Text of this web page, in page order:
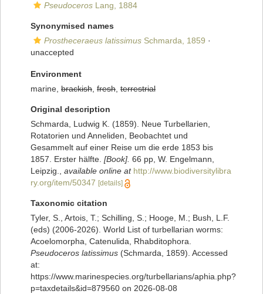
Pseudoceros Lang, 1884
Synonymised names
Prostheceraeus latissimus Schmarda, 1859 ·
unaccepted
Environment
marine, brackish fresh terrestrial
Original description
Schmarda, Ludwig K. (1859). Neue Turbellarien,
Rotatorien und Anneliden, Beobachtet und
Gesammelt auf einer Reise um die erde 1853 bis
1857. Erster hälfte. [Book]. 66 pp, W. Engelmann,
Leipzig.
available online at http://www.biodiversitylibra
ry.org/item/50347 [details]
Taxonomic citation
Tyler, S., Artois, T.; Schilling, S.; Hooge, M.; Bush, L.F.
(eds) (2006-2026). World List of turbellarian worms:
Acoelomorpha, Catenulida, Rhabditophora.
Pseudoceros latissimus (Schmarda, 1859). Accessed
at:
https://www.marinespecies.org/turbellarians/aphia.php?
p=taxdetails&id=879560 on 2026-08-08